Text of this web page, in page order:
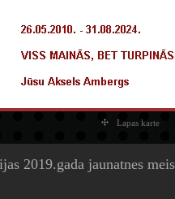
Lapas karte
2019.gada jaunatnes